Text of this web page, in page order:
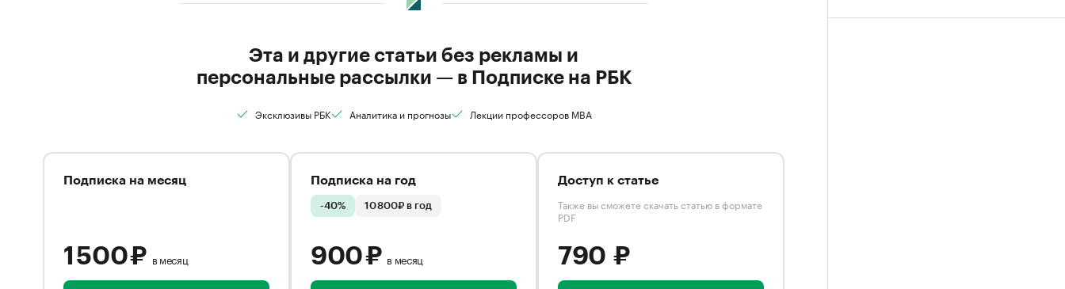
Эта и другие статьи без рекламы и
персональные рассылки — в Подписке на РБК
Эксклюзивы РБК Аналитика и прогнозы Лекции профессоров MBA
Подписка на месяц
1 500 ₽ в месяц
Подписка на год
-40% 10 800₽ в год
900 ₽ в месяц
Доступ к статье
Также вы сможете скачать статью в формате
PDF
790 ₽